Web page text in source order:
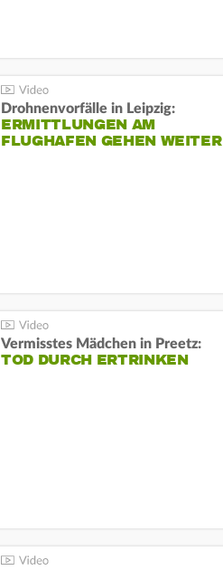
Drohnenvorfälle in Leipzig:
ERMITTLUNGEN AM
FLUGHAFEN GEHEN WEITER
Vermisstes Mädchen in Preetz:
TOD DURCH ERTRINKEN